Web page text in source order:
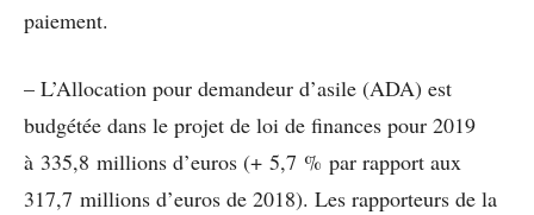
paiement.
– L’Allocation pour demandeur d’asile (ADA) est
budgétée dans le projet de loi de finances pour 2019
à 335,8 millions d’euros (+ 5,7 % par rapport aux
317,7 millions d’euros de 2018). Les rapporteurs de la